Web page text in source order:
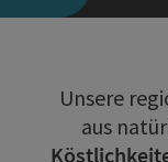
Unsere
aus